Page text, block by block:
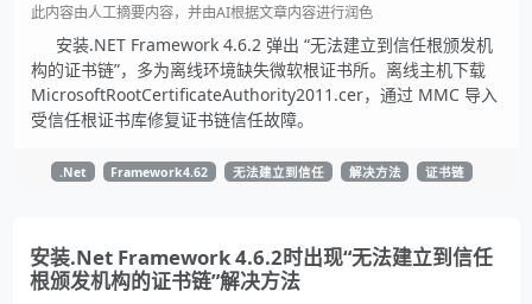
此内容由人工摘要内容，并由AI根据文章内容进行润色
安装.NET Framework 4.6.2 弹出 “无法建立到信任根颁发机
构的证书链”，多为离线环境缺失微软根证书所。离线主机下载
MicrosoftRootCertificateAuthority2011.cer，通过 MMC 导入
受信任根证书库修复证书链信任故障。
.Net Framework4.62 无法建立到信任 解决方法 证书链
安装.Net Framework 4.6.2时出现“无法建立到信任
根颁发机构的证书链”解决方法